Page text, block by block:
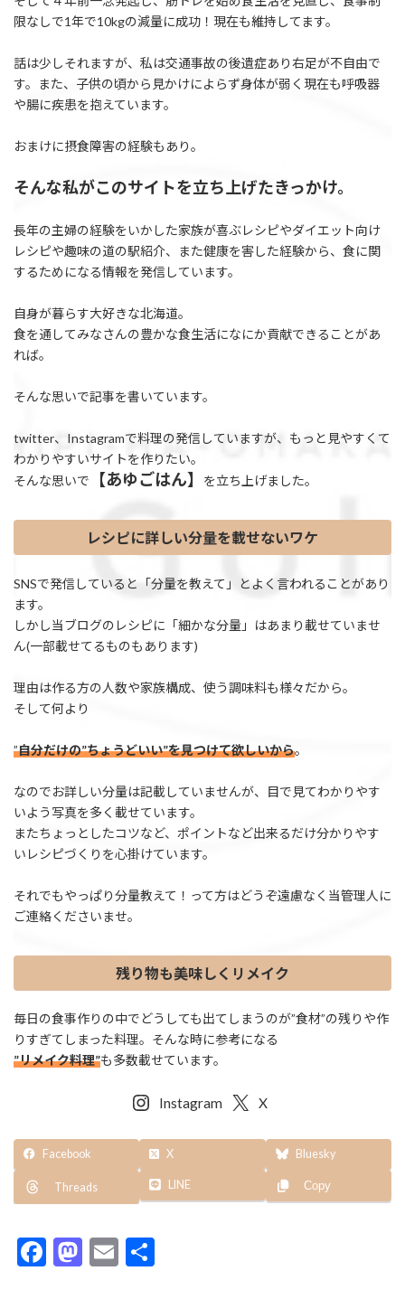
限なしで1年で10kgの減量に成功！現在も維持してます。
話は少しそれますが、私は交通事故の後遺症あり右足が不自由で
す。また、子供の頃から見かけによらず身体が弱く現在も呼吸器
や腸に疾患を抱えています。
おまけに摂食障害の経験もあり。
そんな私がこのサイトを立ち上げたきっかけ。
長年の主婦の経験をいかした家族が喜ぶレシピやダイエット向け
レシピや趣味の道の駅紹介、また健康を害した経験から、食に関
するためになる情報を発信しています。
自身が暮らす大好きな北海道。
食を通してみなさんの豊かな食生活になにか貢献できることがあ
れば。
そんな思いで記事を書いています。
twitter、Instagramで料理の発信していますが、もっと見やすくて
わかりやすいサイトを作りたい。
そんな思いで
【あゆごはん】 を立ち上げました。
レシピに詳しい分量を載せないワケ
SNSで発信していると「分量を教えて」とよく言われることがあり
ます。
しかし当ブログのレシピに「細かな分量」はあまり載せていませ
ん(一部載せてるものもあります)
理由は作る方の人数や家族構成、使う調味料も様々だから。
そして何より
”自分だけの”ちょうどいい”を見つけて欲しいから。
なのでお詳しい分量は記載していませんが、目で見てわかりやす
いよう写真を多く載せています。
またちょっとしたコツなど、ポイントなど出来るだけ分かりやす
いレシピづくりを心掛けています。
それでもやっぱり分量教えて！って方はどうぞ遠慮なく当管理人に
ご連絡くださいませ。
残り物も美味しくリメイク
毎日の食事作りの中でどうしても出てしまうのが”食材”の残りや作
りすぎてしまった料理。そんな時に参考になる
”リメイク料理”も多数載せています。
Instagram X
Facebook X Bluesky
Threads LINE Copy
F
M E